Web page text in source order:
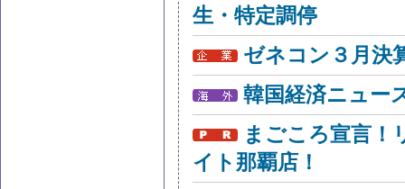
生・特定調停
ゼネコン３月決
韓国経済ニュー
まごころ宣言！
イト那覇店！